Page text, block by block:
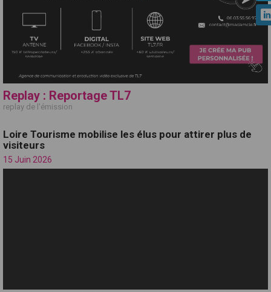
Replay : Reportage TL7
replay de l'émission
Loire Tourisme mobilise les élus pour attirer plus de
visiteurs
15 Juin 2026